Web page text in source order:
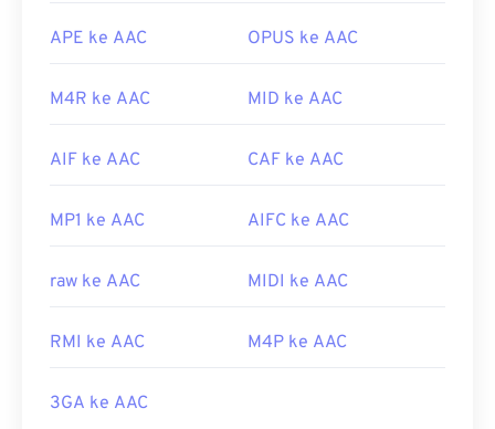
APE ke AAC OPUS ke AAC
M4R ke AAC MID ke AAC
AIF ke AAC CAF ke AAC
MP1 ke AAC AIFC ke AAC
raw ke AAC MIDI ke AAC
RMI ke AAC M4P ke AAC
3GA ke AAC